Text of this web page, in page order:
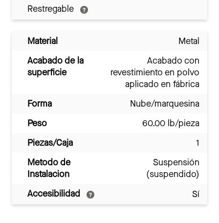
Restregable
Material
Metal
Acabado de la
superficie
Acabado con
revestimiento en polvo
aplicado en fábrica
Forma
Nube/marquesina
Peso
60.00 lb/pieza
Piezas/Caja
1
Metodo de
Instalacion
Suspensión
(suspendido)
Accesibilidad
Sí